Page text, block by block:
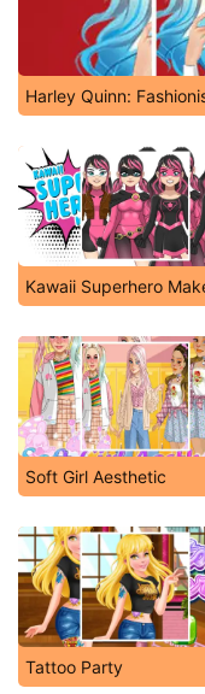
Harley Quinn:
Kawaii Superhero
Soft Girl Aesthetic
Tattoo Party